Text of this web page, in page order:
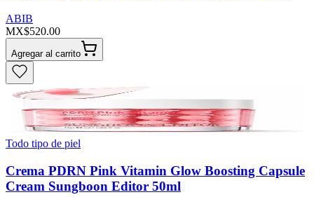
ABIB
MX$520.00
Agregar al carrito
Todo tipo de piel
Crema PDRN Pink Vitamin Glow Boosting Capsule
Cream Sungboon Editor 50ml